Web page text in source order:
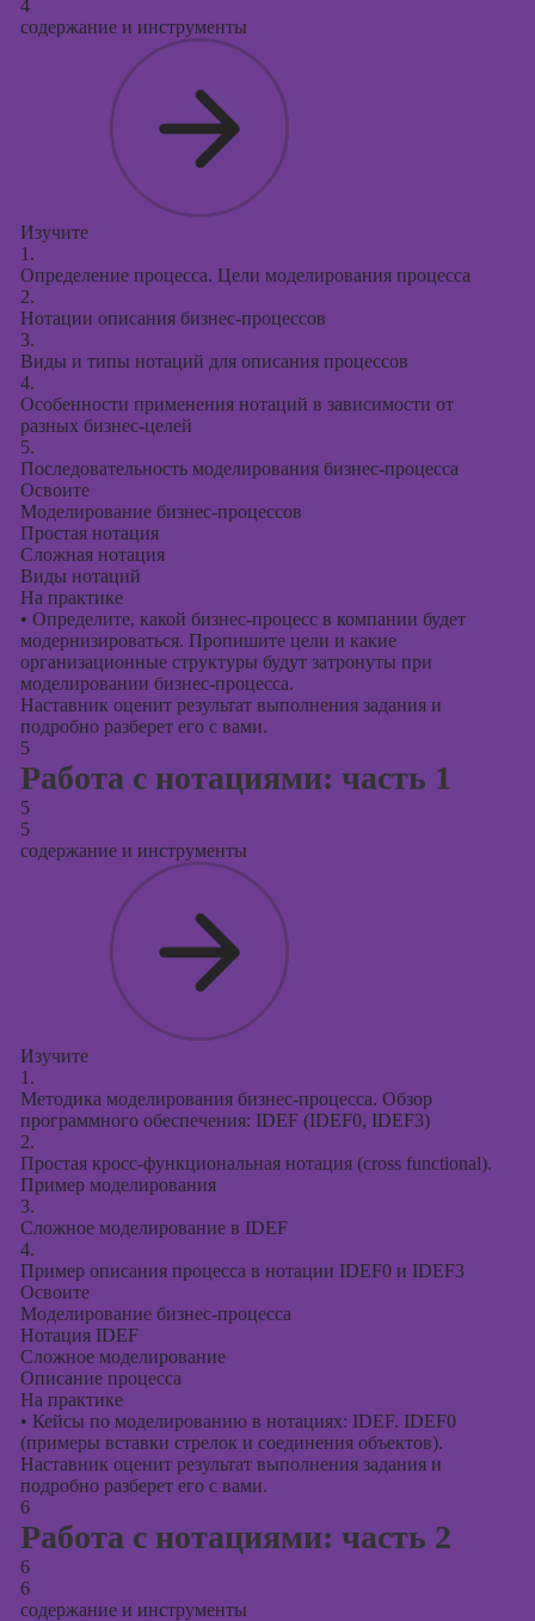
4
содержание и инструменты
Изучите
1.
Определение процесса. Цели моделирования процесса
2.
Нотации описания бизнес-процессов
3.
Виды и типы нотаций для описания процессов
4.
Особенности применения нотаций в зависимости от
разных бизнес-целей
5.
Последовательность моделирования бизнес-процесса
Освоите
Моделирование бизнес-процессов
Простая нотация
Сложная нотация
Виды нотаций
На практике
• Определите, какой бизнес-процесс в компании будет
модернизироваться. Пропишите цели и какие
организационные структуры будут затронуты при
моделировании бизнес-процесса.
Наставник оценит результат выполнения задания и
подробно разберет его с вами.
5
Работа с нотациями: часть 1
5
5
содержание и инструменты
Изучите
1.
Методика моделирования бизнес-процесса. Обзор
программного обеспечения: IDEF (IDEF0, IDEF3)
2.
Простая кросс-функциональная нотация (cross functional).
Пример моделирования
3.
Сложное моделирование в IDEF
4.
Пример описания процесса в нотации IDEF0 и IDEF3
Освоите
Моделирование бизнес-процесса
Нотация IDEF
Сложное моделирование
Описание процесса
На практике
• Кейсы по моделированию в нотациях: IDEF. IDEF0
(примеры вставки стрелок и соединения объектов).
Наставник оценит результат выполнения задания и
подробно разберет его с вами.
6
Работа с нотациями: часть 2
6
6
содержание и инструменты